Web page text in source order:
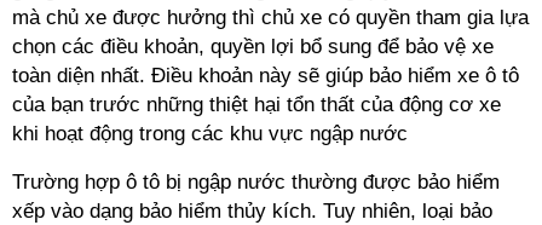
mà chủ xe được hưởng thì chủ xe có quyền tham gia lựa
chọn các điều khoản, quyền lợi bổ sung để bảo vệ xe
toàn diện nhất. Điều khoản này sẽ giúp bảo hiểm xe ô tô
của bạn trước những thiệt hại tổn thất của động cơ xe
khi hoạt động trong các khu vực ngập nước
Trường hợp ô tô bị ngập nước thường được bảo hiểm
xếp vào dạng bảo hiểm thủy kích. Tuy nhiên, loại bảo